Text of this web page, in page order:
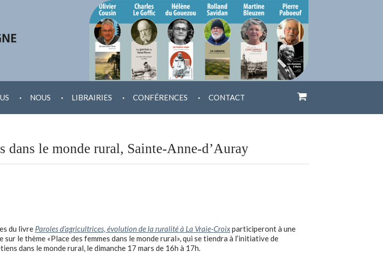
. NOUS . LIBRAIRIES . CONFÉRENCES . CONTACT
dans le monde rural, Sainte-Anne-d’Auray
du livre Paroles d’agricultrices, évolution de la ruralité à La Vraie-Croixparticiperont à une
le thème «Place des femmes dans le monde rural», qui se tiendra à l’initiative de
dans le monde rural, le dimanche 17 mars de 16h à 17h.